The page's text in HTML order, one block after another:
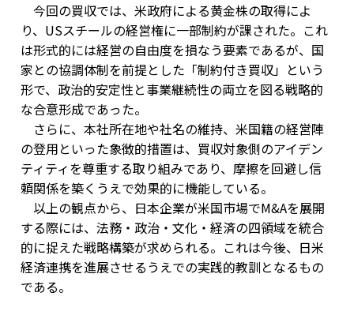
今回の買収では、米政府による黄金株の取得によ
り、USスチールの経営権に一部制約が課された。これ
は形式的には経営の自由度を損なう要素であるが、国
家との協調体制を前提とした「制約付き買収」という
形で、政治的安定性と事業継続性の両立を図る戦略的
な合意形成であった。
さらに、本社所在地や社名の維持、米国籍の経営陣
の登用といった象徴的措置は、買収対象側のアイデン
ティティを尊重する取り組みであり、摩擦を回避し信
頼関係を築くうえで効果的に機能している。
以上の観点から、日本企業が米国市場でM&Aを展開
する際には、法務・政治・文化・経済の四領域を統合
的に捉えた戦略構築が求められる。これは今後、日米
経済連携を進展させるうえでの実践的教訓となるもの
である。